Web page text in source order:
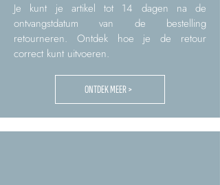
Je kunt je artikel tot 14 dagen na de
ontvangstdatum van de bestelling
retourneren. Ontdek hoe je de retour
correct kunt uitvoeren.
ONTDEK MEER >